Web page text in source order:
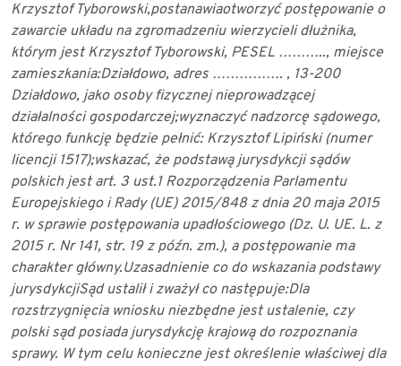
Krzysztof Tyborowski,postanawiaotworzyć postępowanie o
zawarcie układu na zgromadzeniu wierzycieli dłużnika,
którym jest Krzysztof Tyborowski, PESEL ……….., miejsce
zamieszkania:Działdowo, adres ……………. , 13-200
Działdowo, jako osoby fizycznejnieprowadzącej
działalności gospodarczej;wyznaczyć nadzorcę sądowego,
którego funkcję będzie pełnić: Krzysztof Lipiński (numer
licencji 1517);wskazać, że podstawą jurysdykcji sądów
polskich jest art. 3 ust.1 Rozporządzenia Parlamentu
Europejskiego i Rady (UE) 2015/848 z dnia 20 maja 2015
r. w sprawie postępowania upadłościowego (Dz. U. UE. L. z
2015 r. Nr 141, str. 19 z późn. zm.), a postępowanie ma
charakter główny.Uzasadnienie co do wskazania podstawy
jurysdykcjiSąd ustalił i zważył co następuje:Dla
rozstrzygnięcia wniosku niezbędne jest ustalenie, czy
polski sąd posiada jurysdykcję krajową do rozpoznania
sprawy. W tym celu konieczne jest określenie właściwej dla